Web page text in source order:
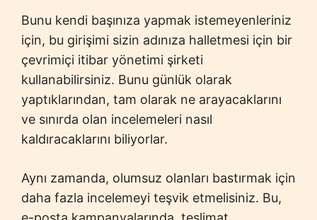
Bunu kendi başınıza yapmak istemeyenleriniz
için, bu girişimi sizin adınıza halletmesi için bir
çevrimiçi itibar yönetimi şirketi
kullanabilirsiniz. Bunu günlük olarak
yaptıklarından, tam olarak ne arayacaklarını
ve sınırda olan incelemeleri nasıl
kaldıracaklarını biliyorlar.
Aynı zamanda, olumsuz olanları bastırmak için
daha fazla incelemeyi teşvik etmelisiniz. Bu,